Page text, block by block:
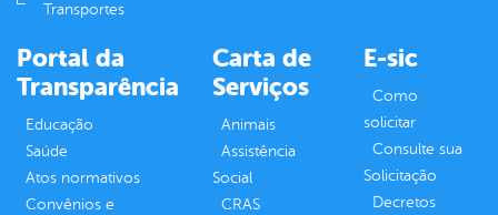
Transportes
Portal da
Transparência
Educação
Saúde
Atos normativos
Convênios e
Carta de
Serviços
Animais
Assistência
Social
CRAS
E-sic
Como
solicitar
Consulte sua
Solicitação
Decretos